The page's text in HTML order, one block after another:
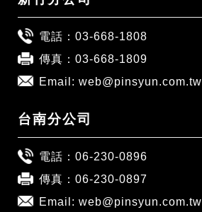
電話： 03-668-1808
傳真：03-668-1809
Email: web@pinsyun.com.tw
台南分公司
電話： 06-230-0896
傳真：06-230-0897
Email: web@pinsyun.com.tw